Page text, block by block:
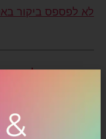
לא לפספס ביקור
→ העתיד של